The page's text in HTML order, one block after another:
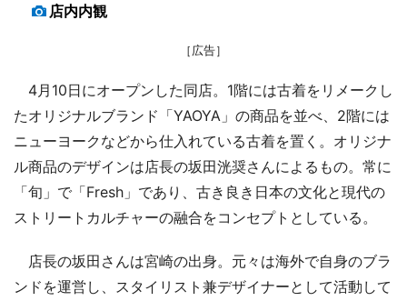
店内内観
［広告］
4月10日にオープンした同店。1階には古着をリメークし
たオリジナルブランド「YAOYA」の商品を並べ、2階には
ニューヨークなどから仕入れている古着を置く。オリジナ
ル商品のデザインは店長の坂田洸奨さんによるもの。常に
「旬」で「Fresh」であり、古き良き日本の文化と現代の
ストリートカルチャーの融合をコンセプトとしている。
店長の坂田さんは宮崎の出身。元々は海外で自身のブラ
ンドを運営し、スタイリスト兼デザイナーとして活動して